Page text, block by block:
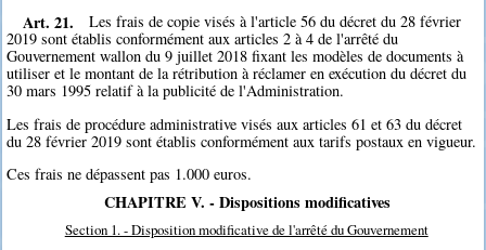
Art. 21.
Les frais de copie visés à l'article 56 du décret du 28 février
2019 sont établis conformément aux articles 2 à 4 de l'arrêté du
Gouvernement wallon du 9 juillet 2018 fixant les modèles de documents à
utiliser et le montant de la rétribution à réclamer en exécution du décret du
30 mars 1995 relatif à la publicité de l'Administration.
Les frais de procédure administrative visés aux articles 61 et 63 du décret
du 28 février 2019 sont établis conformément aux tarifs postaux en vigueur.
Ces frais ne dépassent pas 1.000 euros.
CHAPITRE V. - Dispositions modificatives
Section 1. - Disposition modificative de l'arrêté du Gouvernement